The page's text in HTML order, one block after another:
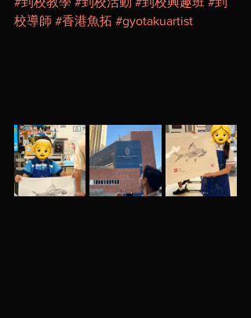
校導師 #香港魚拓 #gyotakuartist